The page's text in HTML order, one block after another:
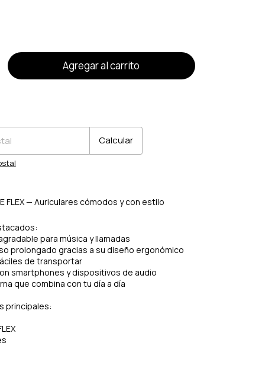
Calcular
FLEX — Auriculares cómodos y con estilo
para música y llamadas
prolongado gracias a su diseño ergonómico
de transportar
smartphones y dispositivos de audio
que combina con tu día a día
principales: